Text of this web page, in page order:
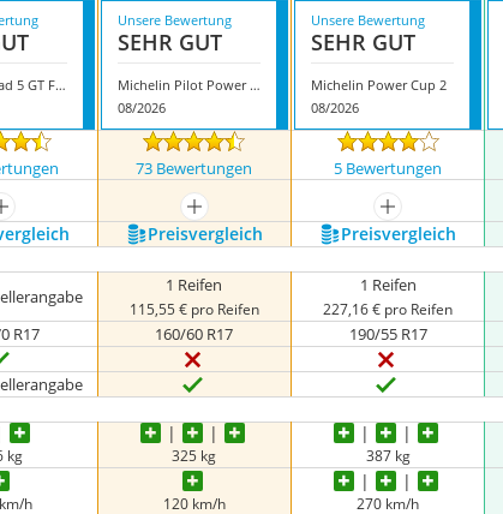
Michelin Road 5 GT Front
Unsere Bewertung
SEHR GUT
Michelin Pilot Power 2CT
08/2026
Unsere Bewertung
SEHR GUT
Michelin Power Cup 2
08/2026
73 Bewertungen 5 Bewertungen
mehr anzeigen mehr anzeigen mehr anzeigen
Preis­vergleich Preis­vergleich
1 Reifen
115,55 € pro Reifen
1 Reifen
227,16 € pro Reifen
R17 160/60 R17 190/55 R17
kg 325 kg 387 kg
h 120 km/h 270 km/h